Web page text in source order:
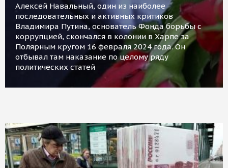
Алексей Навальный, один из наиболее
последовательных и активных критиков
Владимира Путина, основатель Фонда борьбы с
коррупцией, скончался в колонии в Харпе за
Полярным кругом 16 февраля 2024 года. Он
отбывал там наказание по целому ряду
политических статей